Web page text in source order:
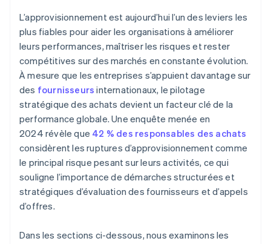
Des modèles de partenariat intégrés avec les
équipes internes
L’approvisionnement est aujourd’hui l’un des leviers les
plus fiables pour aider les organisations à améliorer
leurs performances, maîtriser les risques et rester
compétitives sur des marchés en constante évolution.
À mesure que les entreprises s’appuient davantage sur
des fournisseurs internationaux, le pilotage
stratégique des achats devient un facteur clé de la
performance globale. Une enquête menée en
2024 révèle que 42 % des responsables des achats
considèrent les ruptures d’approvisionnement comme
le principal risque pesant sur leurs activités, ce qui
souligne l’importance de démarches structurées et
stratégiques d’évaluation des fournisseurs et d’appels
d’offres.
Dans les sections ci-dessous, nous examinons les